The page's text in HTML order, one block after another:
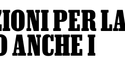
PER
ANCHE I